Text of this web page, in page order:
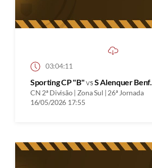
03:04:11
Sporting CP "B"vsS Alenquer Benf.
CN 2ª Divisão | Zona Sul | 26ª Jornada
16/05/2026 17:55